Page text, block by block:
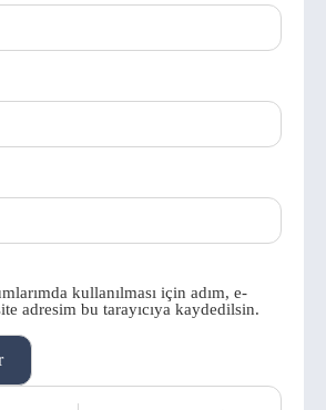
kullanılması için adım, e-
adresim bu tarayıcıya kaydedilsin.